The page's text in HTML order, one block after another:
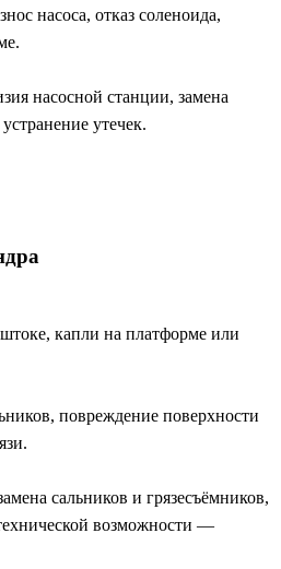
насоса, отказ соленоида,
насосной станции, замена
утечек.
капли на платформе или
повреждение поверхности
сальников и грязесъёмников,
возможности —